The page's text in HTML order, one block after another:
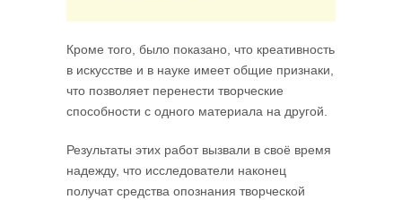
Кроме того, было показано, что креативность
в искусстве и в науке имеет общие признаки,
что позволяет перенести творческие
способности с одного материала на другой.
Результаты этих работ вызвали в своё время
надежду, что исследователи наконец
получат средства опознания творческой